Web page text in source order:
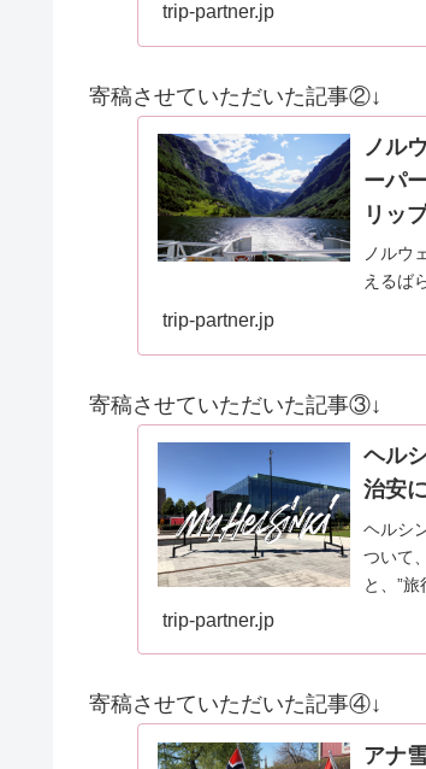
trip-partner.jp
寄稿させていただいた記事②↓
ノル
ーパ
リッ
ノルウ
えるば
trip-partner.jp
寄稿させていただいた記事③↓
ヘル
治安
ヘルシ
ついて
と、”
trip-partner.jp
寄稿させていただいた記事④↓
アナ